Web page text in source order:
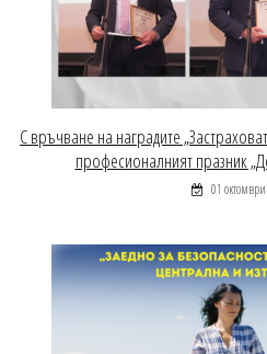
С връчване на наградите
професионалният празник
01